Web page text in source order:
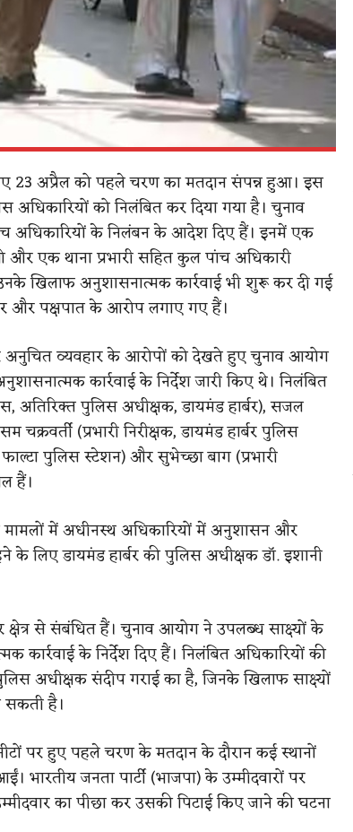
23 अप्रैल को पहले चरण का मतदान संपन्न हुआ। इस
अधिकारियों को निलंबित कर दिया गया है। चुनाव
अधिकारियों के निलंबन के आदेश दिए हैं। इनमें एक
एक थाना प्रभारी सहित कुल पांच अधिकारी
खिलाफ अनुशासनात्मक कार्रवाई भी शुरू कर दी गई
और पक्षपात के आरोप लगाए गए हैं।
अनुचित व्यवहार के आरोपों को देखते हुए चुनाव आयोग
कार्रवाई के निर्देश जारी किए थे। निलंबित
अतिरिक्त पुलिस अधीक्षक, डायमंड हार्बर), सजल
(प्रभारी निरीक्षक, डायमंड हार्बर पुलिस
पुलिस स्टेशन) और सुभेच्छा बाग (प्रभारी
हैं।
में अधीनस्थ अधिकारियों में अनुशासन और
के लिए डायमंड हार्बर की पुलिस अधीक्षक डॉ. इशानी
क्षेत्र से संबंधित हैं। चुनाव आयोग ने उपलब्ध साक्ष्यों के
के निर्देश दिए हैं। निलंबित अधिकारियों की
अधीक्षक संदीप गराई का है, जिनके खिलाफ साक्ष्यों
सकती है।
पर हुए पहले चरण के मतदान के दौरान कई स्थानों
भारतीय जनता पार्टी (भाजपा) के उम्मीदवारों पर
का पीछा कर उसकी पिटाई किए जाने की घटना